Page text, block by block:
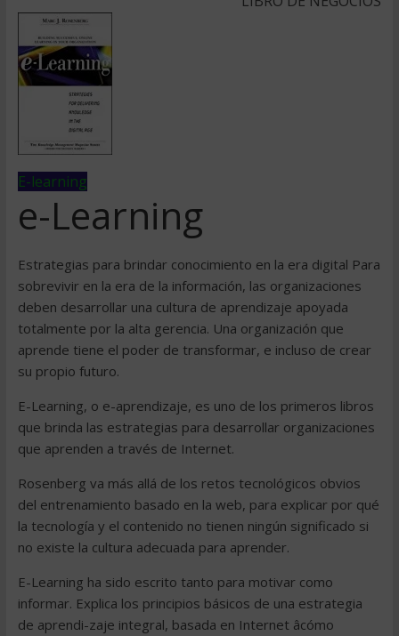
E-learning
e-Learning
Estrategias para brindar conocimiento en la era digital Para
sobrevivir en la era de la información, las organizaciones
deben desarrollar una cultura de aprendizaje apoyada
totalmente por la alta gerencia. Una organización que
aprende tiene el poder de transformar, e incluso de crear
su propio futuro.
E-Learning, o e-aprendizaje, es uno de los primeros libros
que brinda las estrategias para desarrollar organizaciones
que aprenden a través de Internet.
Rosenberg va más allá de los retos tecnológicos obvios
del entrenamiento basado en la web, para explicar por qué
la tecnología y el contenido no tienen ningún significado si
no existe la cultura adecuada para aprender.
E-Learning ha sido escrito tanto para motivar como
informar. Explica los principios básicos de una estrategia
de aprendi-zaje integral, basada en Internet âcómo